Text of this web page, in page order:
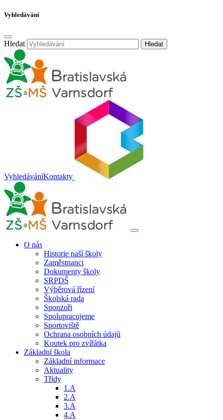
Vyhledávání
Hledat Hledat
VyhledáváníKontakty
O nás
Historie naší školy
Zaměstnanci
Dokumenty školy
SRPDŠ
Výběrová řízení
Školská rada
Sponzoři
Spolupracujeme
Sportoviště
Ochrana osobních údajů
Koutek pro zvířátka
Základní škola
Základní informace
Aktuality
Třídy
1.A
2.A
3.A
4.A